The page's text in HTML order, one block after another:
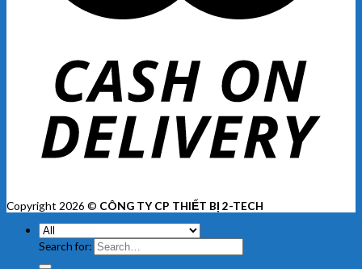
Copyright 2026 © CÔNG TY CP THIẾT BỊ 2-TECH
Search for: